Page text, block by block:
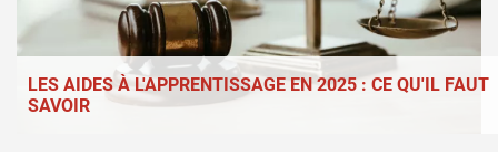
LES AIDES À L'APPRENTISSAGE EN 2025 : CE QU'IL FAUT
SAVOIR